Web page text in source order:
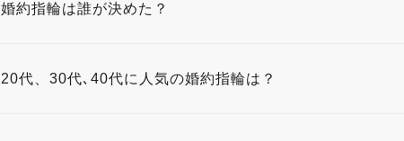
婚約指輪は誰が決めた？
20代、30代､40代に人気の婚約指輪は？